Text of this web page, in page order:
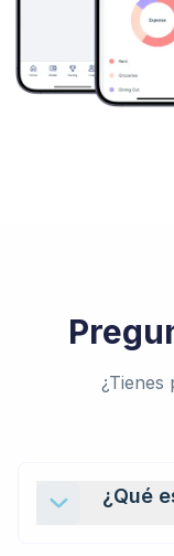
¿Tienes
¿Qué